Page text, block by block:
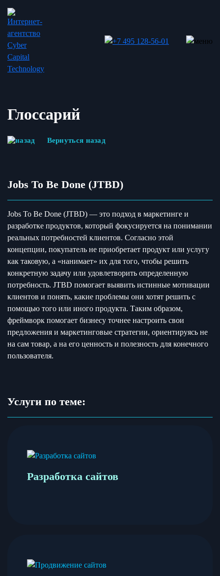
Глоссарий
Вернуться назад
Jobs To Be Done (JTBD)
Jobs To Be Done (JTBD) — это подход в маркетинге и
разработке продуктов, который фокусируется на понимании
реальных потребностей клиентов. Согласно этой
концепции, покупатель не приобретает продукт или услугу
как таковую, а «нанимает» их для того, чтобы решить
конкретную задачу или удовлетворить определенную
потребность. JTBD помогает выявить истинные мотивации
клиентов и понять, какие проблемы они хотят решить с
помощью того или иного продукта. Таким образом,
фреймворк помогает бизнесу точнее настроить свои
предложения и маркетинговые стратегии, ориентируясь не
на сам товар, а на его ценность и полезность для конечного
пользователя.
Услуги по теме:
Разработка сайтов